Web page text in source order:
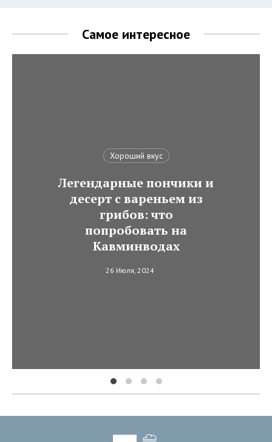
Самое интересное
Хороший вкус
Легендарные пончики и
десерт с вареньем из
грибов: что
попробовать на
Кавминводах
26 Июля, 2024